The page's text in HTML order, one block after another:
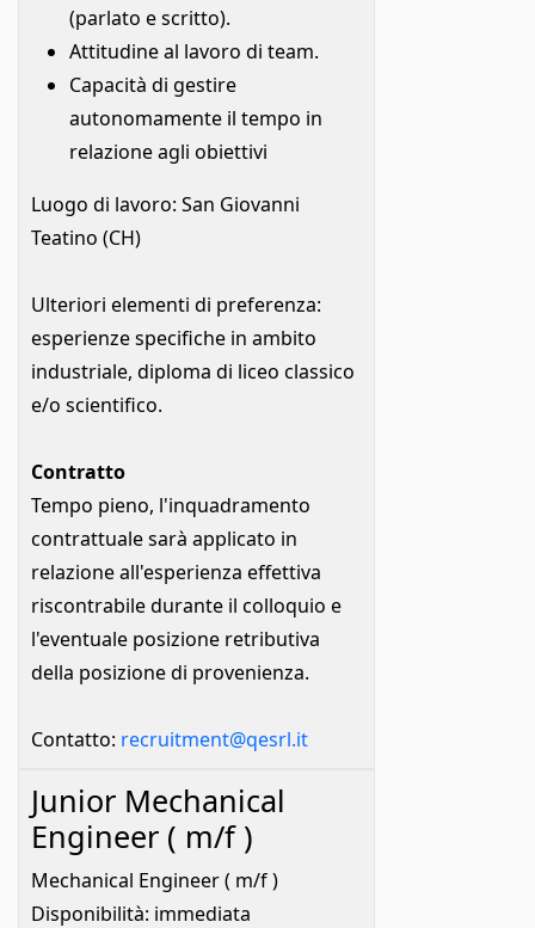
(parlato e scritto).
Attitudine al lavoro di team.
Capacità di gestire
autonomamente il tempo in
relazione agli obiettivi
Luogo di lavoro: San Giovanni
Teatino (CH)
Ulteriori elementi di preferenza:
esperienze specifiche in ambito
industriale, diploma di liceo classico
e/o scientifico.
Contratto
Tempo pieno, l'inquadramento
contrattuale sarà applicato in
relazione all'esperienza effettiva
riscontrabile durante il colloquio e
l'eventuale posizione retributiva
della posizione di provenienza.
Contatto: recruitment@qesrl.it
Junior Mechanical
Engineer ( m/f )
Mechanical Engineer ( m/f )
Disponibilità: immediata